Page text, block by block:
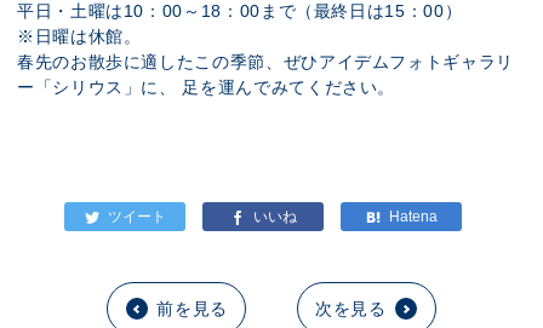
平日・土曜は10：00～18：00まで（最終日は15：00）
※日曜は休館。
春先のお散歩に適したこの季節、ぜひアイデムフォトギャラリ
ー「シリウス」に、 足を運んでみてください。
前を見る 次を見る